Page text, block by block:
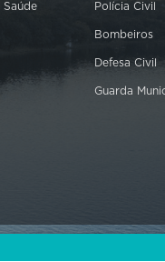
Polícia Civil
Bombeiros
Defesa Civil
Guarda